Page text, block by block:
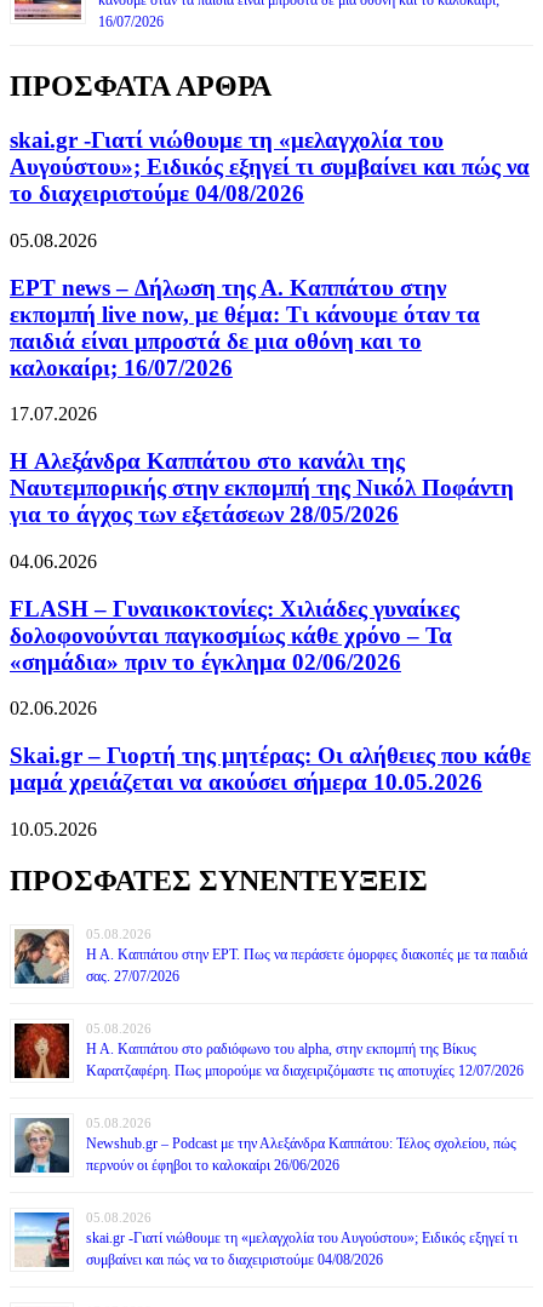
16/07/2026
ΠΡΟΣΦΑΤΑ ΑΡΘΡΑ
skai.gr -Γιατί νιώθουμε τη «μελαγχολία του
Αυγούστου»; Ειδικός εξηγεί τι συμβαίνει και πώς να
το διαχειριστούμε 04/08/2026
05.08.2026
ΕΡΤ news – Δήλωση της Α. Καππάτου στην
εκπομπή live now, με θέμα: Τι κάνουμε όταν τα
παιδιά είναι μπροστά δε μια οθόνη και το
καλοκαίρι; 16/07/2026
17.07.2026
H Αλεξάνδρα Καππάτου στο κανάλι της
Ναυτεμπορικής στην εκπομπή της Νικόλ Ποφάντη
για το άγχος των εξετάσεων 28/05/2026
04.06.2026
FLASH – Γυναικοκτονίες: Χιλιάδες γυναίκες
δολοφονούνται παγκοσμίως κάθε χρόνο – Τα
«σημάδια» πριν το έγκλημα 02/06/2026
02.06.2026
Skai.gr – Γιορτή της μητέρας: Οι αλήθειες που κάθε
μαμά χρειάζεται να ακούσει σήμερα 10.05.2026
10.05.2026
ΠΡΟΣΦΑΤΕΣ ΣΥΝΕΝΤΕΥΞΕΙΣ
05.08.2026
Η Α. Καππάτου στην ΕΡΤ. Πως να περάσετε όμορφες διακοπές με τα παιδιά
σας. 27/07/2026
05.08.2026
Η Α. Καππάτου στο ραδιόφωνο του alpha, στην εκπομπή της Βίκυς
Καρατζαφέρη. Πως μπορούμε να διαχειριζόμαστε τις αποτυχίες 12/07/2026
05.08.2026
Newshub.gr – Podcast με την Αλεξάνδρα Καππάτου: Τέλος σχολείου, πώς
περνούν οι έφηβοι το καλοκαίρι 26/06/2026
05.08.2026
skai.gr -Γιατί νιώθουμε τη «μελαγχολία του Αυγούστου»; Ειδικός εξηγεί τι
συμβαίνει και πώς να το διαχειριστούμε 04/08/2026